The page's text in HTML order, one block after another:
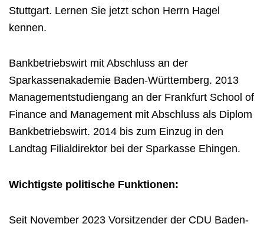
Stuttgart. Lernen Sie jetzt schon Herrn Hagel
kennen.
Bankbetriebswirt mit Abschluss an der
Sparkassenakademie Baden-Württemberg. 2013
Managementstudiengang an der Frankfurt School of
Finance and Management mit Abschluss als Diplom
Bankbetriebswirt. 2014 bis zum Einzug in den
Landtag Filialdirektor bei der Sparkasse Ehingen.
Wichtigste politische Funktionen:
Seit November 2023 Vorsitzender der CDU Baden-